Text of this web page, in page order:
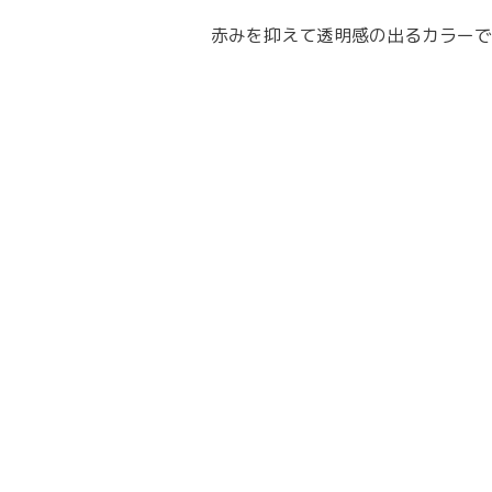
赤みを抑えて透明感の出るカラー